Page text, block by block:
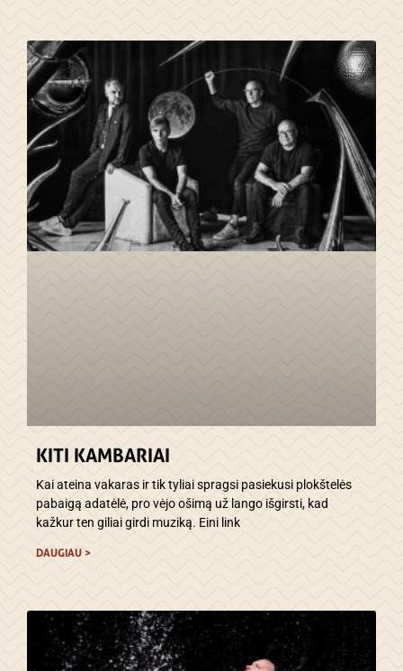
KITI KAMBARIAI
Kai ateina vakaras ir tik tyliai spragsi pasiekusi plokštelės
pabaigą adatėlė, pro vėjo ošimą už lango išgirsti, kad
kažkur ten giliai girdi muziką. Eini link
DAUGIAU >